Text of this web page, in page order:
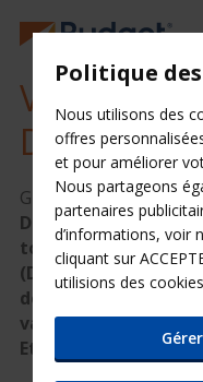
Votre
Dallas
Grâce au service de
Dallaspourrait bien
touristique
(Dallas, aéroport
de visiter cette
vaste état du Texas,
Etats-Unis.
Politique
Nous utilisons des
offres
et pour améliorer
Nous partageons
partenaires
d’informations, voir
cliquant sur
utilisions des